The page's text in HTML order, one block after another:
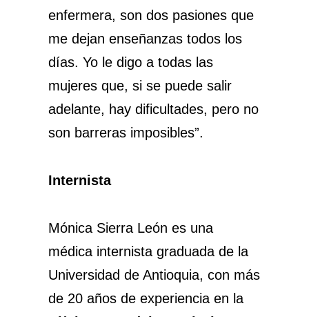
enfermera, son dos pasiones que
me dejan enseñanzas todos los
días. Yo le digo a todas las
mujeres que, si se puede salir
adelante, hay dificultades, pero no
son barreras imposibles”.
Internista
Mónica Sierra León es una
médica internista graduada de la
Universidad de Antioquia, con más
de 20 años de experiencia en la